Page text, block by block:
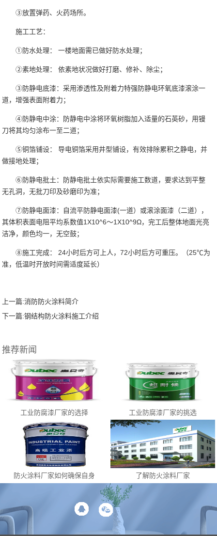
③放置弹药、火药场所。
施工工艺：
①防水处理： 一楼地面需已做好防水处理；
②素地处理： 依素地状况做好打磨、修补、除尘；
③防静电底漆：采用渗透性及附着力特强防静电环氧底漆滚涂一
道，增强表面附着力；
④防静电中涂：防静电中涂将环氧树脂加入适量的石英砂，用镘
刀将其均匀涂布一至二道；
⑤铜箔铺设： 导电铜箔采用井型铺设，有效排除累积之静电，并
做接地处理；
⑥防静电批土：防静电批土依实际需要施工数道，要求达到平整
无孔洞，无批刀印及砂磨印为准；
⑦防静电面漆：自流平防静电面漆(一道）或滚涂面漆（二道），
其体积表面电阻平均系数值1X10^6～1X10^9Ω，完工后整体地面光亮
洁净，颜色均一，无空鼓；
⑧施工完成： 24小时后方可上人，72小时后方可重压。（25℃为
准，低温时开放时间需适度延长）
上一篇:消防防火涂料简介
下一篇:钢结构防火涂料施工介绍
推荐新闻
工业防腐漆厂家的选择 工业防腐漆厂家的挑选
防火涂料厂家如何确保自身
了解防火涂料厂家